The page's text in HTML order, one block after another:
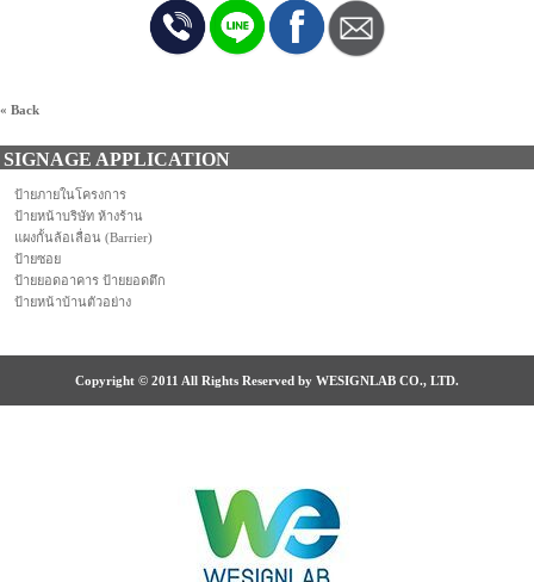
« Back
SIGNAGE APPLICATION
ป้ายภายในโครงการ
ป้ายหน้าบริษัท ห้างร้าน
แผงกั้นล้อเลื่อน (Barrier)
ป้ายซอย
ป้ายยอดอาคาร ป้ายยอดตึก
ป้ายหน้าบ้านตัวอย่าง
Copyright © 2011 All Rights Reserved by WESIGNLAB CO., LTD.